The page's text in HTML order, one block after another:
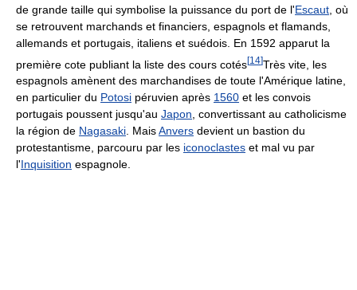
de grande taille qui symbolise la puissance du port de l'Escaut , où
se retrouvent marchands et financiers, espagnols et flamands,
allemands et portugais, italiens et suédois. En 1592 apparut la
première cote publiant la liste des cours cotés[14]Très vite, les
espagnols amènent des marchandises de toute l'Amérique latine,
en particulier du Potosi péruvien après 1560 et les convois
portugais poussent jusqu'au Japon , convertissant au catholicisme
la région de Nagasaki . MaisAnvers devient un bastion du
protestantisme, parcouru par les iconoclastes et mal vu par
l'Inquisition espagnole.